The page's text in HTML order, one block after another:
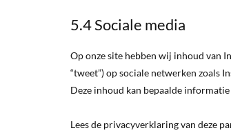
5.4 Sociale media
Op onze site hebben wij inhoud van
“tweet”) op sociale netwerken zoals
Deze inhoud kan bepaalde
Lees de privacyverklaring van deze